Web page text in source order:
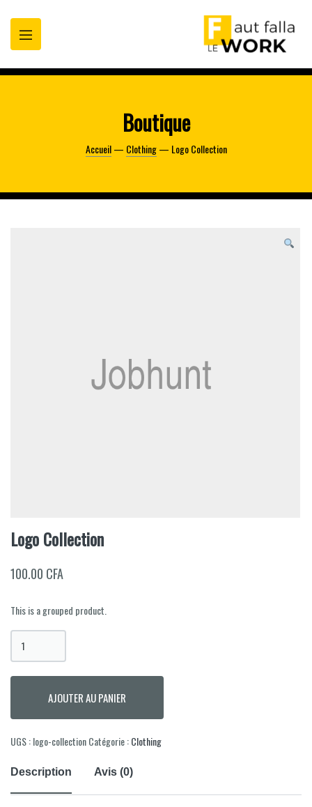
Boutique
Accueil— Clothing— Logo Collection
Logo Collection
100.00 CFA
This is a grouped product.
quantité
Logo
Collection
AJOUTER AU PANIER
UGS :logo-collectionCatégorie :Clothing
Description Avis (0)